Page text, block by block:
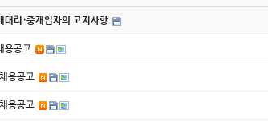
리·중개업자의 고지사항
용공고
용공고
용공고